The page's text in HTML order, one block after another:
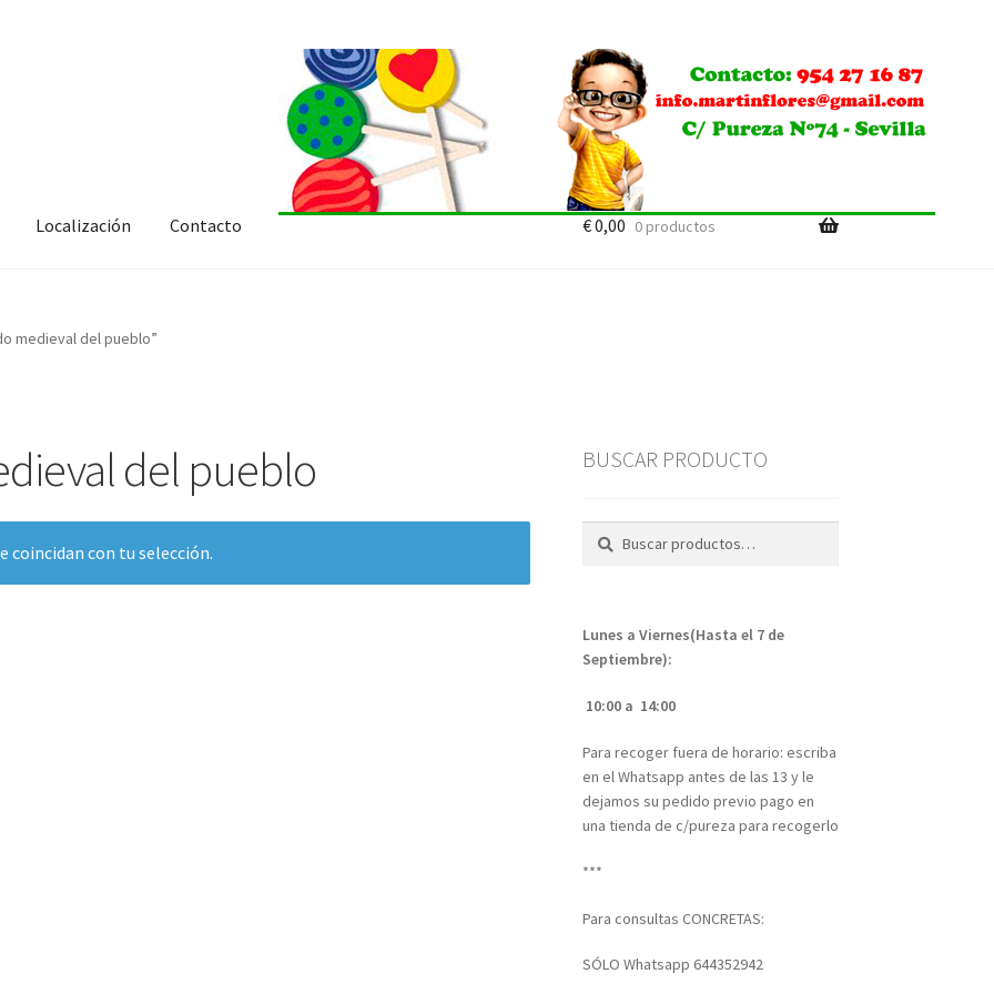
Localización Contacto €0,00 0 productos
medieval del pueblo”
del pueblo
coincidan con tu selección.
BUSCAR PRODUCTO
Buscar
Buscar
Lunes a Viernes(Hasta el 7 de
Septiembre):
10:00 a 14:00
Para recoger fuera de horario: escriba
en el Whatsapp antes de las 13 y le
dejamos su pedido previo pago en
una tienda de c/pureza para recogerlo
***
Para consultas CONCRETAS:
SÓLO Whatsapp 644352942